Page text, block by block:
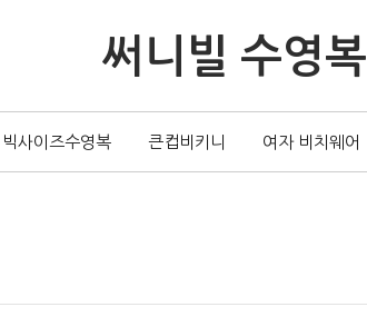
써니빌 수영복
빅사이즈수영복 큰컵비키니 여자 비치웨어